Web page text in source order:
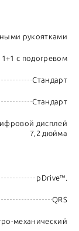
рукоятками
с подогревом
Стандарт
Стандарт
дисплей
7,2 дюйма
pDrive™.
QRS
механический